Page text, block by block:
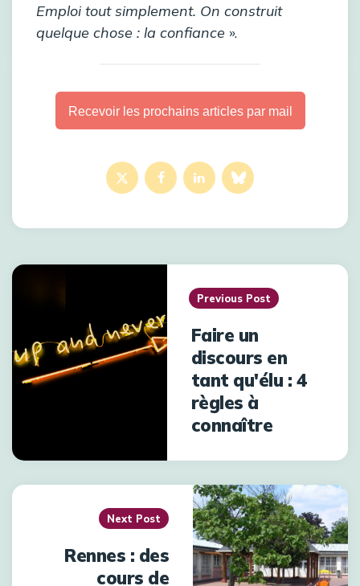
Emploi tout simplement. On construit
quelque chose : la confiance ».
Recevoir les prochains articles par mail
Previous Post
Faire un
discours en
tant qu'élu : 4
règles à
connaître
Next Post
Rennes : des
cours de